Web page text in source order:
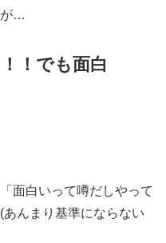
が…
！でも面白
面白いって噂だしやって
んまり基準にならない